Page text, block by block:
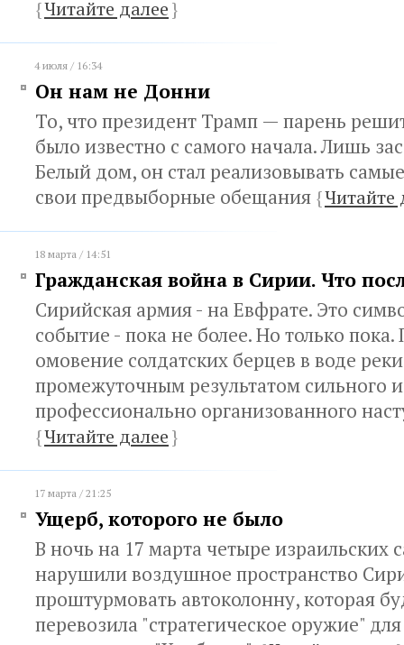
{Читайте далее}
4 июля / 16:34
Он нам не Донни
То, что президент Трамп — парень
было известно с самого начала. Лишь
Белый дом, он стал реализовывать
свои предвыборные обещания {Читайте
18 марта / 14:51
Гражданская война в Сирии. Что
Сирийская армия - на Евфрате. Это
событие - пока не более. Но только
омовение солдатских берцев в воде
промежуточным результатом сильного
профессионально организованного
{Читайте далее}
17 марта / 21:25
Ущерб, которого не было
В ночь на 17 марта четыре израильских
нарушили воздушное пространство
проштурмовать автоколонну, которая
перевозила "стратегическое оружие"